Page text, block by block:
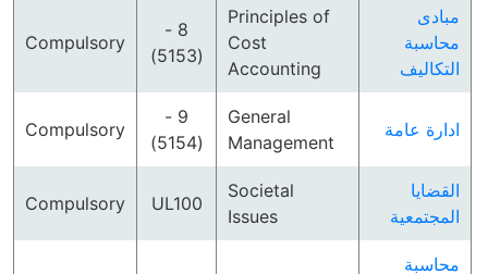
مبادى
محاسبة
التكاليف
Principles of
Cost
Accounting
8 -
(5153)
Compulsory
ادارة عامة
General
Management
9 -
(5154)
Compulsory
القضايا
المجتمعية
Societal
Issues
UL100
Compulsory
محاسبة